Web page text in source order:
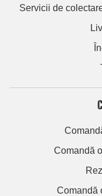
Servicii de
Comandă
Comandă